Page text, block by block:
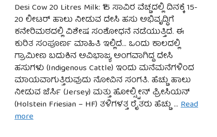
Desi Cow 20 Litres Milk: ₹15 ಸಾವಿರ ವೆಚ್ಚದಲ್ಲಿ ದಿನಕ್ಕೆ 15-
20 ಲೀಟರ್ ಹಾಲು ನೀಡುವ ದೇಸಿ ಹಸು ಅಭಿವೃದ್ಧಿಗೆ
ಕನೇರಿಮಠದಲ್ಲಿ ವಿಶೇಷ ಸಂಶೋಧನೆ ನಡೆಯುತ್ತಿದೆ. ಈ
ಕುರಿತ ಸಂಪೂರ್ಣ ಮಾಹಿತಿ ಇಲ್ಲಿದೆ… ಒಂದು ಕಾಲದಲ್ಲಿ
ಗ್ರಾಮೀಣ ಬದುಕಿನ ಅವಿಭಾಜ್ಯ ಅಂಗವಾಗಿದ್ದ ದೇಸಿ
ಹಸುಗಳು (Indigenous Cattle) ಇಂದು ಮನೆಮನೆಗಳಿಂದ
ಮಾಯವಾಗುತ್ತಿರುವುದು ನೋವಿನ ಸಂಗತಿ. ಹೆಚ್ಚು ಹಾಲು
ನೀಡುವ ಜೆರ್ಸಿ (Jersey) ಮತ್ತು ಹೋಲ್ಸ್ಟೀನ್ ಫ್ರೀಸಿಯನ್
(Holstein Friesian – HF) ತಳಿಗಳತ್ತ ರೈತರು ಹೆಚ್ಚು … Read
more